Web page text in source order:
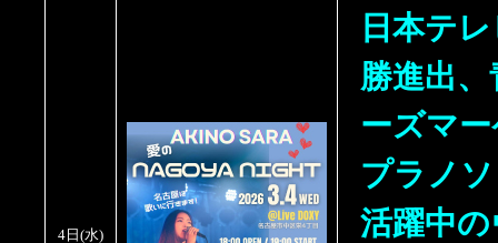
4日(水)
日本テ
勝進出
ーズマ
プラノ
活躍中